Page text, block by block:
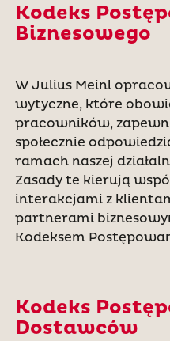
Kodeks
Biznesowego
W Julius Meinl
wytyczne, które
pracowników,
społecznie
ramach naszej
Zasady te kierują
interakcjami z
partnerami
Kodeksem
Kodeks
Dostawców